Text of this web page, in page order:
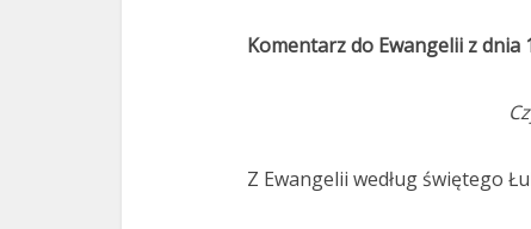
Komentarz do Ewangelii z dnia
Z Ewangelii według świętego